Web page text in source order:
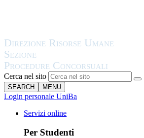
Cerca nel sito
SEARCH MENU
Login personale UniBa
Servizi online
Per Studenti